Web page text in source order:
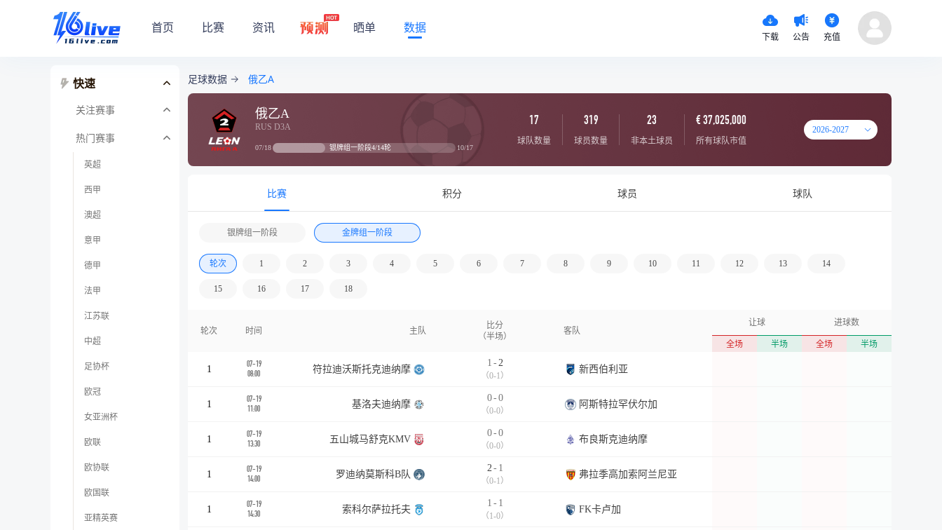
首页 比赛 资讯 晒单 数据
下载 公告 充值
快速
关注赛事
热门赛事
英超
西甲
澳超
意甲
德甲
法甲
江苏联
中超
足协杯
欧冠
女亚洲杯
欧联
欧协联
欧国联
亚精英赛
足球数据 俄乙A
俄乙A
RUS D3A
07/18 银牌组一阶段4/14轮 10/17
17
球队数量
319
球员数量
23
非本土球员
€ 37,025,000
所有球队市值
2026-2027
比赛 积分 球员 球队
银牌组一阶段 金牌组一阶段
轮次 1 2 3 4 5 6 7 8 9 10 11 12 13 14
15 16 17 18
轮次 时间 主队
比分
（半场）
客队
让球
全场
半场
进球数
全场
半场
1
07-19
08:00
符拉迪沃斯托克迪纳摩
1 - 2
（0-1）
新西伯利亚
1
07-19
11:00
基洛夫迪纳摩
0- 0
（0-0）
阿斯特拉罕伏尔加
1
07-19
13:30
五山城马舒克KMV
0- 0
（0-0）
布良斯克迪纳摩
1
07-19
14:00
罗迪纳莫斯科B队
2 - 1
（0-1）
弗拉季高加索阿兰尼亚
1
07-19
14:30
索科尔萨拉托夫
1 - 1
（1-0）
FK卡卢加